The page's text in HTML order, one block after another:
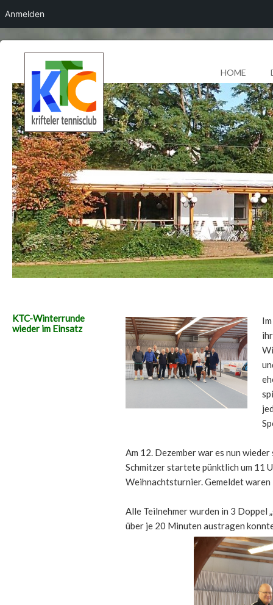
HOME
KTC-Winterrunde
wieder im Einsatz
Am 12. Dezember war es nun
Schmitzer startete pünktlich um 11
Weihnachtsturnier. Gemeldet waren
Alle Teilnehmer wurden in 3 Doppel
über je 20 Minuten austragen
Anmelden